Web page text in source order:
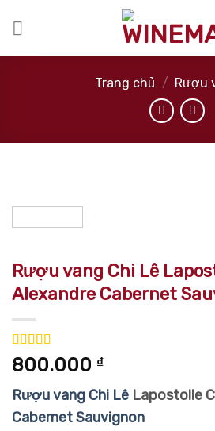
Trang chủ / Rượu
Rượu vang Chi Lê
Alexandre Cabernet
5.00trên 5
dựa trên
1
800.000 ₫
Rượu vang Chi Lê Lapostolle
Cabernet Sauvignon